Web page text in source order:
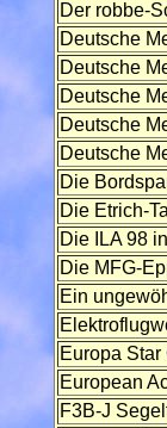
Der robbe-
Deutsche
Deutsche
Deutsche
Deutsche
Deutsche
Die
Die Etrich-
Die ILA 98
Die MFG-
Ein
Europa
European
F3B-J